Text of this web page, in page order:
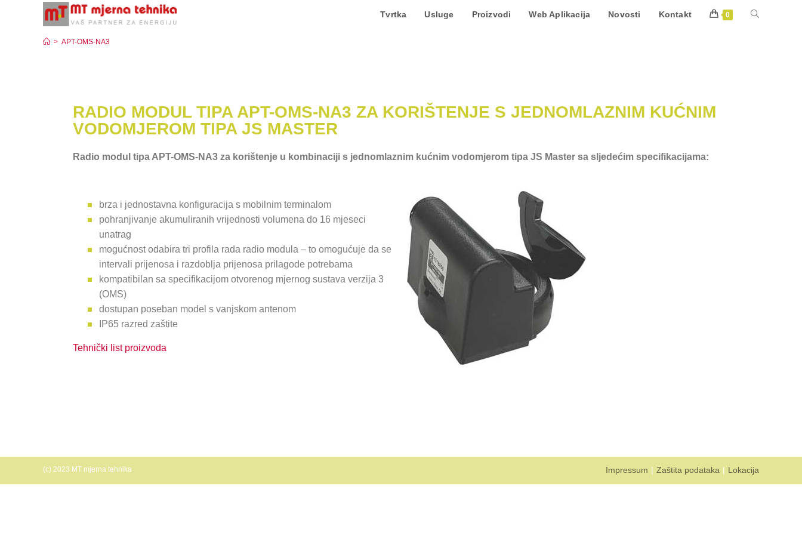
Tvrtka Usluge Proizvodi Web Aplikacija Novosti Kontakt 0
> APT-OMS-NA3
RADIO MODUL TIPA APT-OMS-NA3 ZA KORIŠTENJE S JEDNOMLAZNIM KUĆNIM
VODOMJEROM TIPA JS MASTER
Radio modul tipa APT-OMS-NA3 za korištenje u kombinaciji s jednomlaznim kućnim vodomjerom tipa JS Master sa sljedećim specifikacijama:
brza i jednostavna konfiguracija s mobilnim terminalom
pohranjivanje akumuliranih vrijednosti volumena do 16 mjeseci
unatrag
mogućnost odabira tri profila rada radio modula – to omogućuje da se
intervali prijenosa i razdoblja prijenosa prilagode potrebama
kompatibilan sa specifikacijom otvorenog mjernog sustava verzija 3
(OMS)
dostupan poseban model s vanjskom antenom
IP65 razred zaštite
Tehnički list proizvoda
Impressum Zaštita podataka Lokacija
(c) 2023 MT mjerna tehnika